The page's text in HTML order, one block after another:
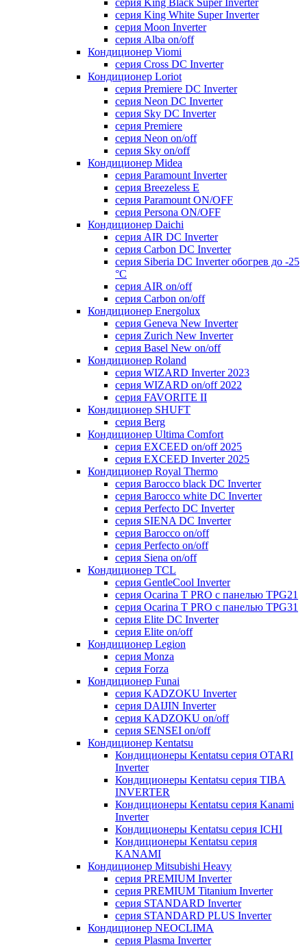
серия King Black Super Inverter
серия King White Super Inverter
серия Moon Inverter
серия Alba on/off
Кондиционер Viomi
серия Cross DC Inverter
Кондиционер Loriot
серия Premiere DC Inverter
серия Neon DC Inverter
серия Sky DC Inverter
серия Premiere
серия Neon on/off
серия Sky on/off
Кондиционер Midea
серия Paramount Inverter
серия Breezeless E
серия Paramount ON/OFF
серия Persona ON/OFF
Кондиционер Daichi
серия AIR DC Inverter
серия Carbon DC Inverter
серия Siberia DC Inverter обогрев до -25
°С
серия AIR on/off
серия Carbon on/off
Кондиционер Energolux
серия Geneva New Inverter
серия Zurich New Inverter
серия Basel New on/off
Кондиционер Roland
серия WIZARD Inverter 2023
серия WIZARD on/off 2022
серия FAVORITE II
Кондиционер SHUFT
серия Berg
Кондиционер Ultima Comfort
серия EXCEED on/off 2025
серия EXCEED Inverter 2025
Кондиционер Royal Thermo
серия Barocco black DC Inverter
серия Barocco white DC Inverter
серия Perfecto DC Inverter
серия SIENA DC Inverter
серия Barocco on/off
серия Perfecto on/off
серия Siena on/off
Кондиционер TCL
серия GentleCool Inverter
серия Ocarina T PRO c панелью TPG21
серия Ocarina T PRO c панелью TPG31
серия Elite DC Inverter
серия Elite on/off
Кондиционер Legion
серия Monza
серия Forza
Кондиционер Funai
серия KADZOKU Inverter
серия DAIJIN Inverter
серия KADZOKU on/off
серия SENSEI on/off
Кондиционер Kentatsu
Кондиционеры Kentatsu серия OTARI
Inverter
Кондиционеры Kentatsu серия TIBA
INVERTER
Кондиционеры Kentatsu серия Kanami
Inverter
Кондиционеры Kentatsu серия ICHI
Кондиционеры Kentatsu серия
KANAMI
Кондиционер Mitsubishi Heavy
серия PREMIUM Inverter
серия PREMIUM Titanium Inverter
серия STANDARD Inverter
серия STANDARD PLUS Inverter
Кондиционер NEOCLIMA
серия Plasma Inverter